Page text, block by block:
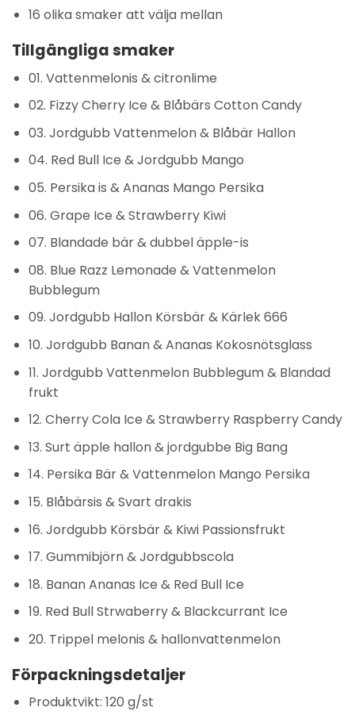
16 olika smaker att välja mellan
Tillgängliga smaker
01. Vattenmelonis & citronlime
02. Fizzy Cherry Ice & Blåbärs Cotton Candy
03. Jordgubb Vattenmelon & Blåbär Hallon
04. Red Bull Ice & Jordgubb Mango
05. Persika is & Ananas Mango Persika
06. Grape Ice & Strawberry Kiwi
07. Blandade bär & dubbel äpple-is
08. Blue Razz Lemonade & Vattenmelon
Bubblegum
09. Jordgubb Hallon Körsbär & Kärlek 666
10. Jordgubb Banan & Ananas Kokosnötsglass
11. Jordgubb Vattenmelon Bubblegum & Blandad
frukt
12. Cherry Cola Ice & Strawberry Raspberry Candy
13. Surt äpple hallon & jordgubbe Big Bang
14. Persika Bär & Vattenmelon Mango Persika
15. Blåbärsis & Svart drakis
16. Jordgubb Körsbär & Kiwi Passionsfrukt
17. Gummibjörn & Jordgubbscola
18. Banan Ananas Ice & Red Bull Ice
19. Red Bull Strwaberry & Blackcurrant Ice
20. Trippel melonis & hallonvattenmelon
Förpackningsdetaljer
Produktvikt: 120 g/st